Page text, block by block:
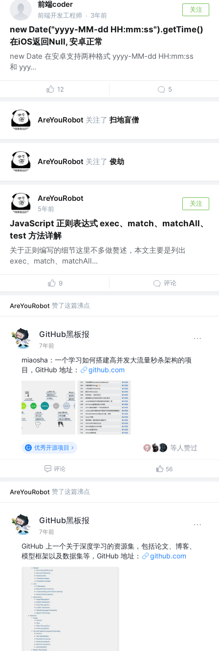
前端coder
前端开发工程师 · 3年前
关注
new Date("yyyy-MM-dd HH:mm:ss").getTime()
在iOS返回Null, 安卓正常
new Date 在安卓支持两种格式 yyyy-MM-dd HH:mm:ss
和 yyy...
12 5
AreYouRobot 关注了 扫地盲僧
AreYouRobot 关注了 俊劫
AreYouRobot
5年前
关注
JavaScript 正则表达式 exec、match、matchAll、
test 方法详解
关于正则编写的细节这里不多做赘述，本文主要是列出
exec、match、matchAll...
9 评论
AreYouRobot 赞了这篇沸点
GitHub黑板报
7年前
miaosha：一个学习如何搭建高并发大流量秒杀架构的项
目，GitHub 地址：
github.com
优秀开源项目 等人赞过
评论 56
AreYouRobot 赞了这篇沸点
GitHub黑板报
7年前
GitHub 上一个关于深度学习的资源集，包括论文、博客、
模型框架以及数据集等，GitHub 地址：
github.com